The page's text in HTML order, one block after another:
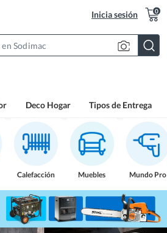
Inicia sesión 0
Deco Hogar Tipos de Entrega
Calefacción Muebles Mundo Pro